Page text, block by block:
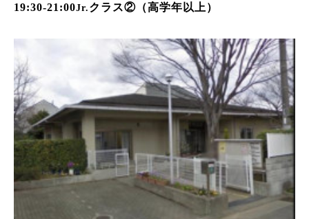
19:30-21:00Jr. クラス②（高学年以上）